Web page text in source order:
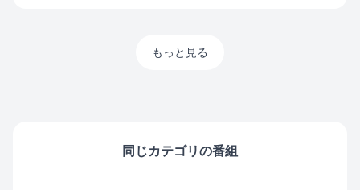
もっと見る
同じカテゴリの番組